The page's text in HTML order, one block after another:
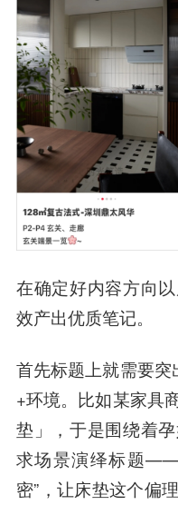
在确定好内容方向
效产出优质笔记。
首先标题上就需要
+环境。比如某家具
垫」，于是围绕着
求场景演绎标题
密”，让床垫这个偏